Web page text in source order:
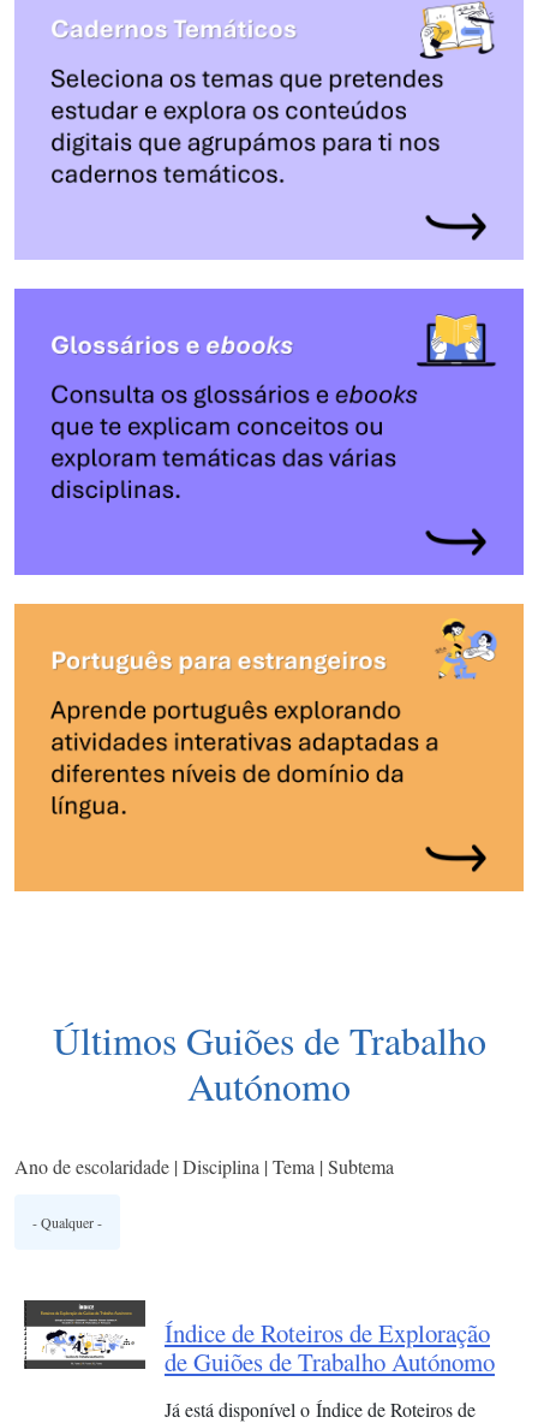
Últimos Guiões de Trabalho
Autónomo
Ano de escolaridade | Disciplina | Tema | Subtema
Índice de Roteiros de Exploração
de Guiões de Trabalho Autónomo
Já está disponível o Índice de Roteiros de